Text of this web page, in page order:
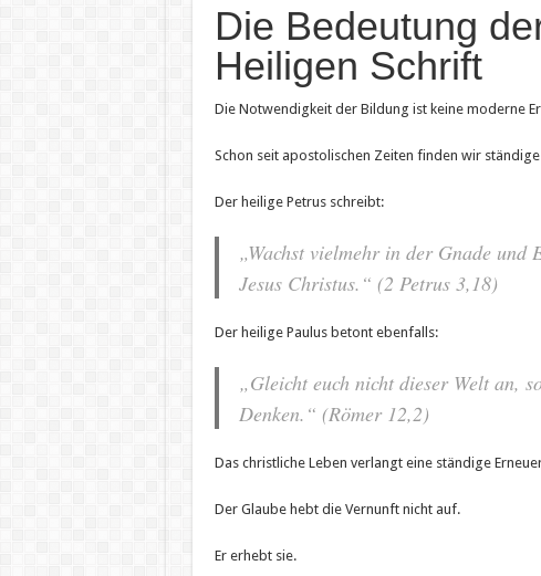
Die Bedeutung
Heiligen Schrift
Die Notwendigkeit der Bildung ist keine moderne
Schon seit apostolischen Zeiten finden wir
Der heilige Petrus schreibt:
„Wachst vielmehr in der Gnade und
Jesus Christus.“ (2 Petrus 3,18)
Der heilige Paulus betont ebenfalls:
„Gleicht euch nicht dieser Welt an,
Denken.“ (Römer 12,2)
Das christliche Leben verlangt eine ständige
Der Glaube hebt die Vernunft nicht auf.
Er erhebt sie.